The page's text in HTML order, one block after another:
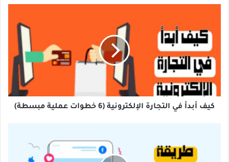
الإلكترونية
(6
خطوات
عملية
مبسطة)
كيف أبدأ في التجارة الإلكترونية (6 خطوات عملية مبسطة)